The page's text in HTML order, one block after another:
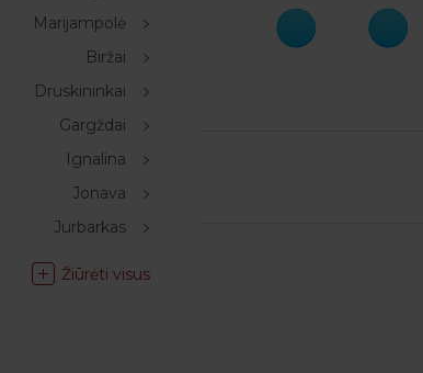
Marijampolė
Biržai
Druskininkai
Gargždai
Ignalina
Jonava
Jurbarkas
Žiūrėti visus